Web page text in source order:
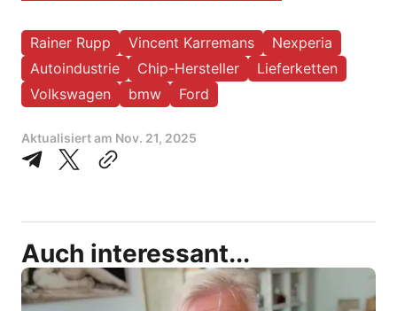
Rainer Rupp Vincent Karremans
Nexperia
Autoindustrie
Chip-Hersteller
Lieferketten
Volkswagen
bmw Ford
Aktualisiert am Nov. 21, 2025
Auch interessant...